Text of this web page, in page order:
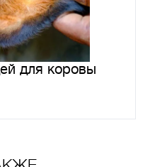
для коровы